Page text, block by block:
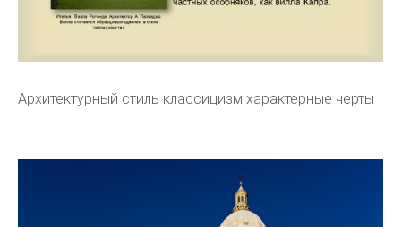
Архитектурный стиль классицизм характерные черты